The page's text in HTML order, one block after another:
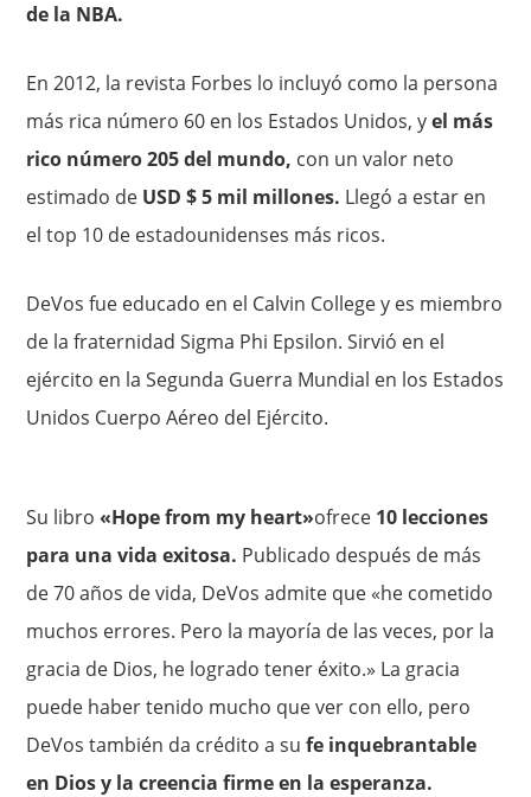
de la NBA.
En 2012, la revista Forbes lo incluyó como la persona
más rica número 60 en los Estados Unidos, yel más
rico número 205 del mundo, con un valor neto
estimado de USD $ 5 mil millones. Llegó a estar en
el top 10 de estadounidenses más ricos.
DeVos fue educado en el Calvin College y es miembro
de la fraternidad Sigma Phi Epsilon. Sirvió en el
ejército en la Segunda Guerra Mundial en los Estados
Unidos Cuerpo Aéreo del Ejército.
Su libro«Hope from my heart»ofrece 10 lecciones
para una vida exitosa. Publicado después de más
de 70 años de vida, DeVos admite que «he cometido
muchos errores. Pero la mayoría de las veces, por la
gracia de Dios, he logrado tener éxito.» La gracia
puede haber tenido mucho que ver con ello, pero
DeVos también da crédito a sufe inquebrantable
en Dios y la creencia firme en la esperanza.